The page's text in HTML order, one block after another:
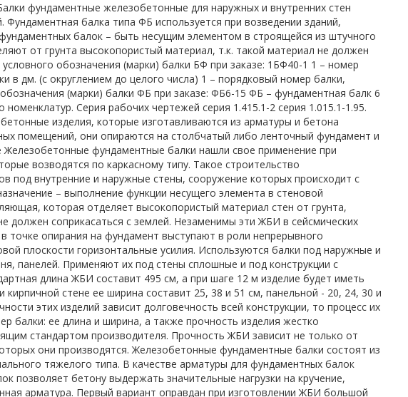
фундаментные железобетонные для наружных и внутренних стен
балка типа ФБ используется при возведении зданий,
балок – быть несущим элементом в строящейся из штучного
от грунта высокопористый материал, т.к. такой материал не должен
обозначения (марки) балки БФ при заказе: 1БФ40-1 1 – номер
в дм. (с округлением до целого числа) 1 – порядковый номер балки,
(марки) балки ФБ при заказе: ФБ6-15 ФБ – фундаментная балк 6
Серия рабочих чертежей серия 1.415.1-2 серия 1.015.1-1.95.
изделия, которые изготавливаются из арматуры и бетона
помещений, они опираются на столбчатый либо ленточный фундамент и
фундаментные балки нашли свое применение при
возводятся по каркасному типу. Такое строительство
под внутренние и наружные стены, сооружение которых происходит с
– выполнение функции несущего элемента в стеновой
которая отделяет высокопористый материал стен от грунта,
должен соприкасаться с землей. Незаменимы эти ЖБИ в сейсмических
опирания на фундамент выступают в роли непрерывного
плоскости горизонтальные усилия. Используются балки под наружные и
панелей. Применяют их под стены сплошные и под конструкции с
длина ЖБИ составит 495 см, а при шаге 12 м изделие будет иметь
стене ее ширина составит 25, 38 и 51 см, панельной - 20, 24, 30 и
этих изделий зависит долговечность всей конструкции, то процесс их
балки: ее длина и ширина, а также прочность изделия жестко
стандартом производителя. Прочность ЖБИ зависит не только от
они производятся. Железобетонные фундаментные балки состоят из
тяжелого типа. В качестве арматуры для фундаментных балок
позволяет бетону выдержать значительные нагрузки на кручение,
арматура. Первый вариант оправдан при изготовлении ЖБИ большой